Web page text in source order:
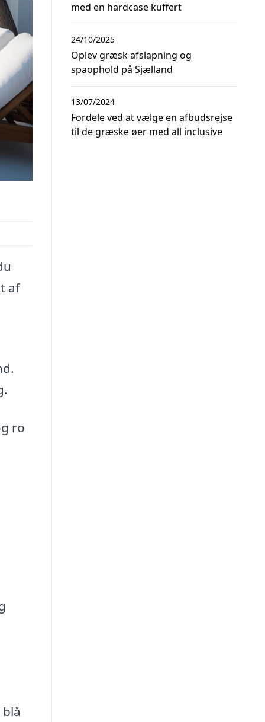
af
ro
med en hardcase kuffert
Oplev græsk afslapning og
spaophold på Sjælland
24/10/2025
Fordele ved at vælge en afbudsrejse
til de græske øer med all inclusive
13/07/2024